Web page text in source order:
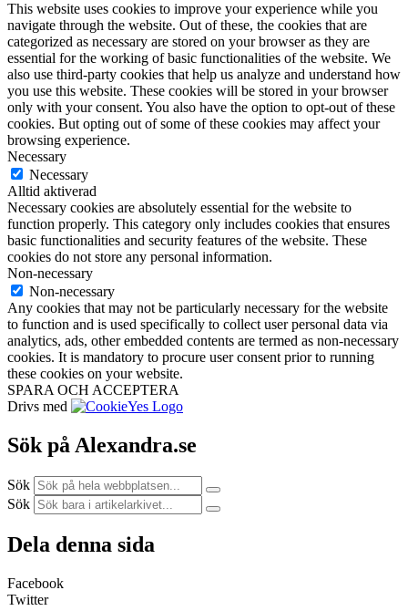
This website uses cookies to improve your experience while you
navigate through the website. Out of these, the cookies that are
categorized as necessary are stored on your browser as they are
essential for the working of basic functionalities of the website. We
also use third-party cookies that help us analyze and understand how
you use this website. These cookies will be stored in your browser
only with your consent. You also have the option to opt-out of these
cookies. But opting out of some of these cookies may affect your
browsing experience.
Necessary
Necessary
Alltid aktiverad
Necessary cookies are absolutely essential for the website to
function properly. This category only includes cookies that ensures
basic functionalities and security features of the website. These
cookies do not store any personal information.
Non-necessary
Non-necessary
Any cookies that may not be particularly necessary for the website
to function and is used specifically to collect user personal data via
analytics, ads, other embedded contents are termed as non-necessary
cookies. It is mandatory to procure user consent prior to running
these cookies on your website.
SPARA OCH ACCEPTERA
Drivs med
Sök på Alexandra.se
Sök
Sök
Dela denna sida
Facebook
Twitter